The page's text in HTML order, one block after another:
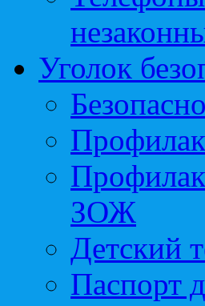
Уголок
ЗОЖ
Детский
Паспорт